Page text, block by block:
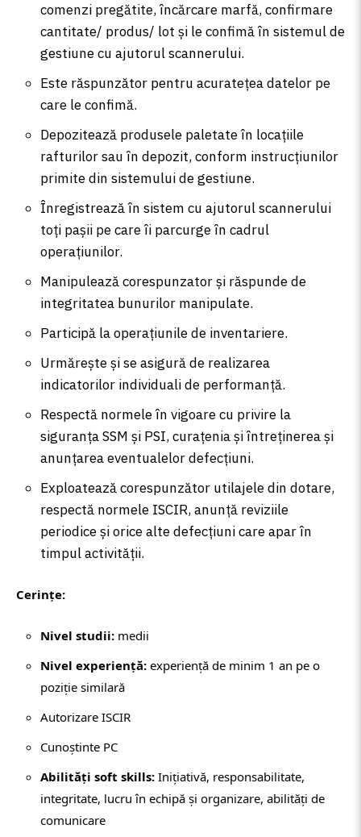
comenzi pregătite, încărcare marfă, confirmare
cantitate/ produs/ lot și le confimă în sistemul de
gestiune cu ajutorul scannerului.
Este răspunzător pentru acuratețea datelor pe
care le confimă.
Depozitează produsele paletate în locațiile
rafturilor sau în depozit, conform instrucțiunilor
primite din sistemului de gestiune.
Înregistrează în sistem cu ajutorul scannerului
toți pașii pe care îi parcurge în cadrul
operațiunilor.
Manipulează corespunzator și răspunde de
integritatea bunurilor manipulate.
Participă la operațiunile de inventariere.
Urmărește și se asigură de realizarea
indicatorilor individuali de performanță.
Respectă normele în vigoare cu privire la
siguranța SSM și PSI, curațenia și întreținerea și
anunțarea eventualelor defecțiuni.
Exploatează corespunzător utilajele din dotare,
respectă normele ISCIR, anunță reviziile
periodice și orice alte defecțiuni care apar în
timpul activității.
Cerințe:
Nivel studii: medii
Nivel experiență: experiență de minim 1 an pe o
poziție similară
Autorizare ISCIR
Cunoștinte PC
Abilități soft skills: Inițiativă, responsabilitate,
integritate, lucru în echipă și organizare, abilități de
comunicare